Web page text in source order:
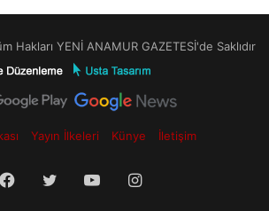
Hakları YENİ ANAMUR GAZETESİ'de Saklıdır
Yayın İlkeleri Künye İletişim
Facebook
TwitterYouTubeInstagram